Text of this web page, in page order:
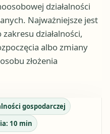
działalności
Najważniejsze jest
działalności,
albo zmiany
złożenia
gospodarczej
10 min